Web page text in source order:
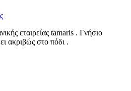
εταιρείας tamaris . Γνήσιο
ακριβώς στο πόδι .